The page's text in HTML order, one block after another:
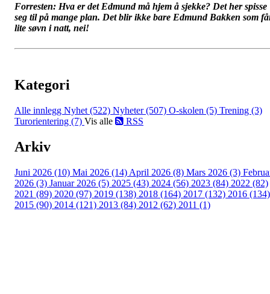
Forresten: Hva er det Edmund må hjem å sjekke? Det her spisse
seg til på mange plan. Det blir ikke bare Edmund Bakken som
lite søvn i natt, nei!
Kategori
Alle innlegg Nyhet (522) Nyheter (507) O-skolen (5) Trening (3)
Turorientering (7) Vis alle RSS
Arkiv
Juni 2026 (10) Mai 2026 (14) April 2026 (8) Mars 2026 (3)
2026 (3) Januar 2026 (5) 2025 (43) 2024 (56) 2023 (84) 2022 (82)
2021 (89) 2020 (97) 2019 (138) 2018 (164) 2017 (132) 2016 (134)
2015 (90) 2014 (121) 2013 (84) 2012 (62) 2011 (1)